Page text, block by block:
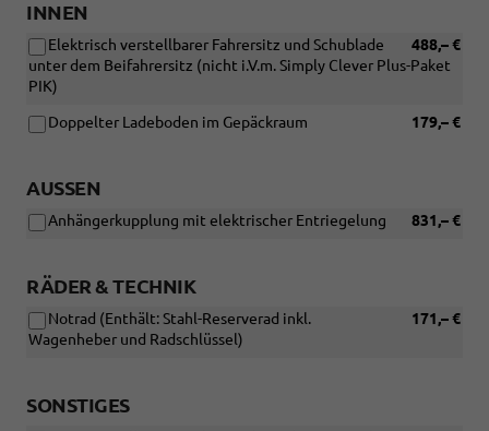
INNEN
488,– €
Elektrisch verstellbarer Fahrersitz und Schublade
unter dem Beifahrersitz (nicht i.V.m. Simply Clever Plus-Paket
PIK)
179,– €
Doppelter Ladeboden im Gepäckraum
AUSSEN
831,– €
Anhängerkupplung mit elektrischer Entriegelung
RÄDER & TECHNIK
171,– €
Notrad (Enthält: Stahl-Reserverad inkl.
Wagenheber und Radschlüssel)
SONSTIGES